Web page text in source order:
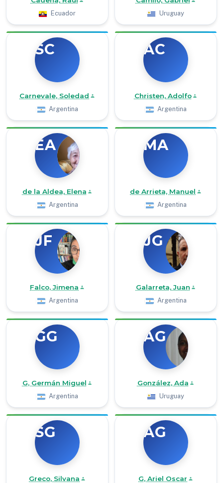
Ecuador Uruguay
SC
Carnevale, Soledad
Argentina
AC
Christen, Adolfo
Argentina
EA
de la Aldea, Elena
Argentina
MA
de Arrieta, Manuel
Argentina
JF
Falco, Jimena
Argentina
JG
Galarreta, Juan
Argentina
GG
G, Germán Miguel
Argentina
AG
González, Ada
Uruguay
SG
Greco, Silvana
AG
G, Ariel Oscar